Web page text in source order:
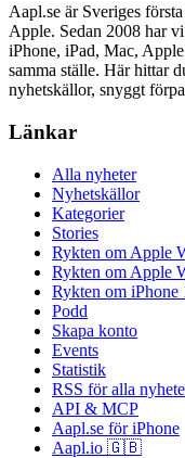
Aapl.se är Sveriges
Apple. Sedan 2008 har
iPhone, iPad, Mac,
samma ställe. Här hittar
nyhetskällor, snyggt
Länkar
Alla nyheter
Nyhetskällor
Kategorier
Stories
Rykten om Apple
Rykten om Apple
Rykten om iPhone
Podd
Skapa konto
Events
Statistik
RSS för alla
API & MCP
Aapl.se för iPhone
Aapl.io 🇬🇧